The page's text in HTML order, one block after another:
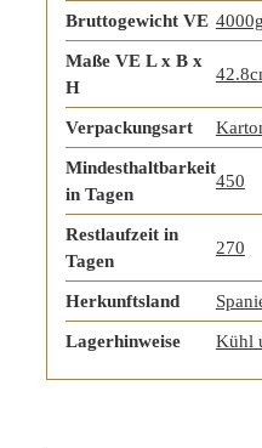
Bruttogewicht VE 4000g
Maße VE L x B x
H
Verpackungsart
Mindesthaltbarkeit
in Tagen
450
Restlaufzeit in
Tagen
270
Herkunftsland
Lagerhinweise Kühl